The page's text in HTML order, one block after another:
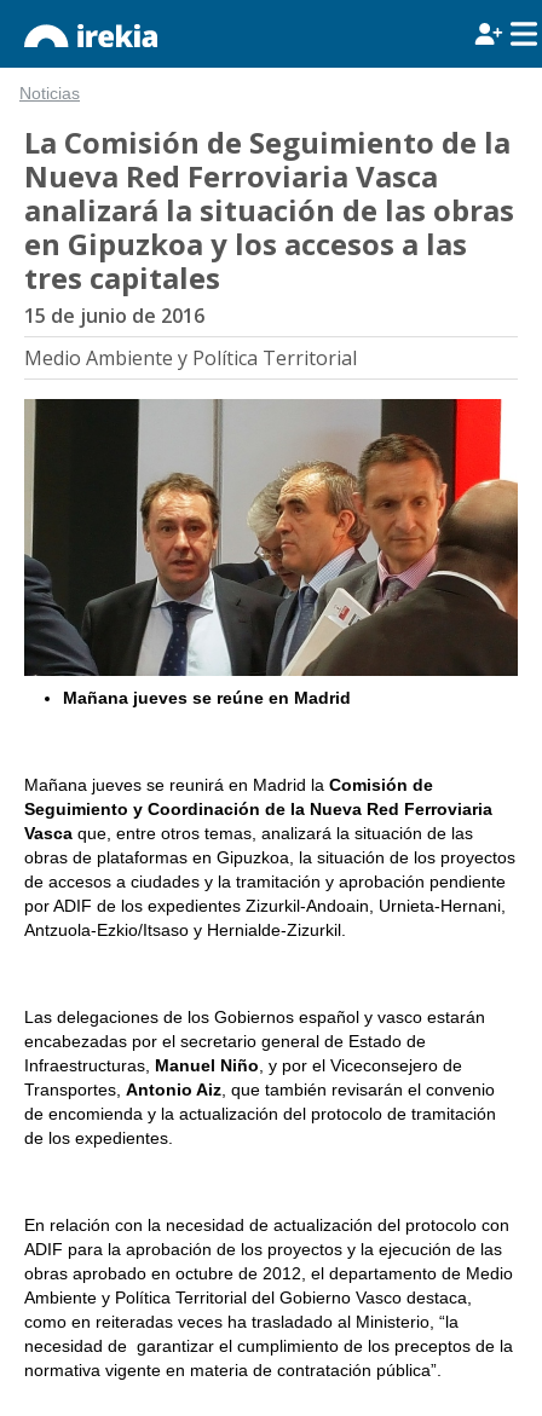
Noticias
La Comisión de Seguimiento de la
Nueva Red Ferroviaria Vasca
analizará la situación de las obras
en Gipuzkoa y los accesos a las
tres capitales
15 de junio de 2016
Medio Ambiente y Política Territorial
Mañana jueves se reúne en Madrid
Mañana jueves se reunirá en Madrid la Comisión de
Seguimiento y Coordinación de la Nueva Red Ferroviaria
Vasca que, entre otros temas, analizará la situación de las
obras de plataformas en Gipuzkoa, la situación de los proyectos
de accesos a ciudades y la tramitación y aprobación pendiente
por ADIF de los expedientes Zizurkil-Andoain, Urnieta-Hernani,
Antzuola-Ezkio/Itsaso y Hernialde-Zizurkil.
Las delegaciones de los Gobiernos español y vasco estarán
encabezadas por el secretario general de Estado de
Infraestructuras, Manuel Niño , y por el Viceconsejero de
Transportes, Antonio Aiz , que también revisarán el convenio
de encomienda y la actualización del protocolo de tramitación
de los expedientes.
En relación con la necesidad de actualización del protocolo con
ADIF para la aprobación de los proyectos y la ejecución de las
obras aprobado en octubre de 2012, el departamento de Medio
Ambiente y Política Territorial del Gobierno Vasco destaca,
como en reiteradas veces ha trasladado al Ministerio, “la
necesidad de garantizar el cumplimiento de los preceptos de la
normativa vigente en materia de contratación pública”.